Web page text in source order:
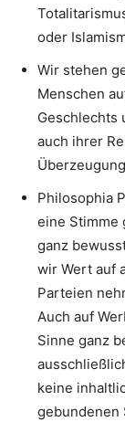
oder
Wir stehen
Menschen
Geschlechts
auch ihrer
Philosophia
eine Stimme
ganz
wir Wert auf
Parteien
Auch auf
Sinne ganz
keine
gebundenen